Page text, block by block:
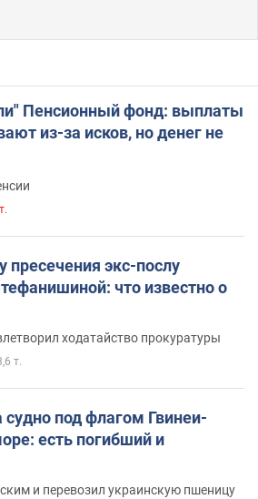
Пенсионный фонд: выплаты
из-за исков, но денег не
экс-послу
что известно о
ходатайство прокуратуры
т.
судно под флагом Гвинеи-
есть погибший и
и перевозил украинскую пшеницу